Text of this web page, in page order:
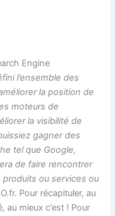
Engine
l’ensemble des
la position de
moteurs de
la visibilité de
gagner des
tel que Google,
de faire rencontrer
ou services ou
Pour récapituler, au
mieux c’est ! Pour